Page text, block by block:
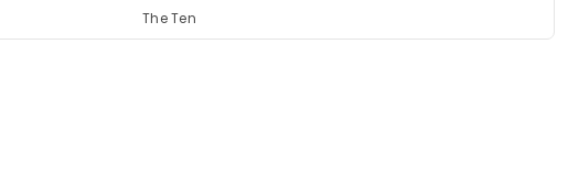
The Ten